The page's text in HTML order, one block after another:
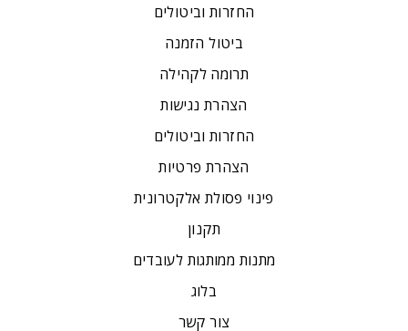
החזרות וביטולים
ביטול הזמנה
תרומה לקהילה
הצהרת נגישות
החזרות וביטולים
הצהרת פרטיות
פינוי פסולת אלקטרונית
תקנון
מתנות ממותגות לעובדים
בלוג
צור קשר